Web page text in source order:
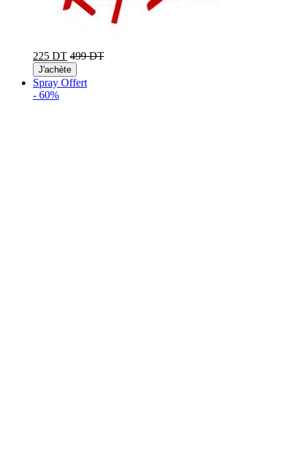
225 DT 499 DT
J'achète
Spray Offert
- 60%